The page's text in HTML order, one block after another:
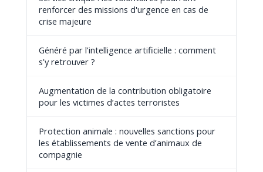
renforcer des missions d'urgence en cas de
crise majeure
Généré par l’intelligence artificielle : comment
s’y retrouver ?
Augmentation de la contribution obligatoire
pour les victimes d’actes terroristes
Protection animale : nouvelles sanctions pour
les établissements de vente d’animaux de
compagnie